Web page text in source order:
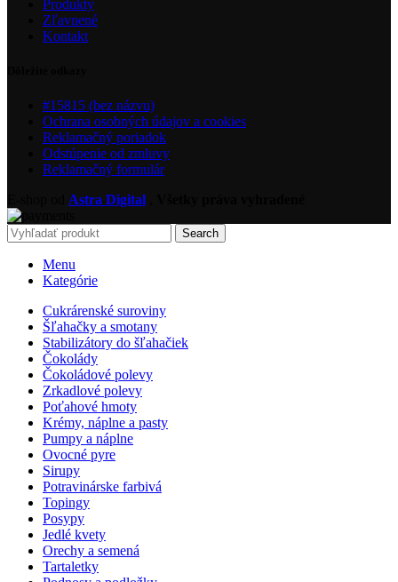
Produkty
Zľavnené
Kontakt
#15815 (bez názvu)
Ochrana osobných údajov a cookies
Reklamačný poriadok
Odstúpenie od zmluvy
Reklamačný formulár
Astra Digital
Search
Menu
Kategórie
Cukrárenské suroviny
Šľahačky a smotany
Stabilizátory do šľahačiek
Čokolády
Čokoládové polevy
Zrkadlové polevy
Poťahové hmoty
Krémy, náplne a pasty
Pumpy a náplne
Ovocné pyre
Sirupy
Potravinárske farbivá
Topingy
Posypy
Jedlé kvety
Orechy a semená
Tartaletky